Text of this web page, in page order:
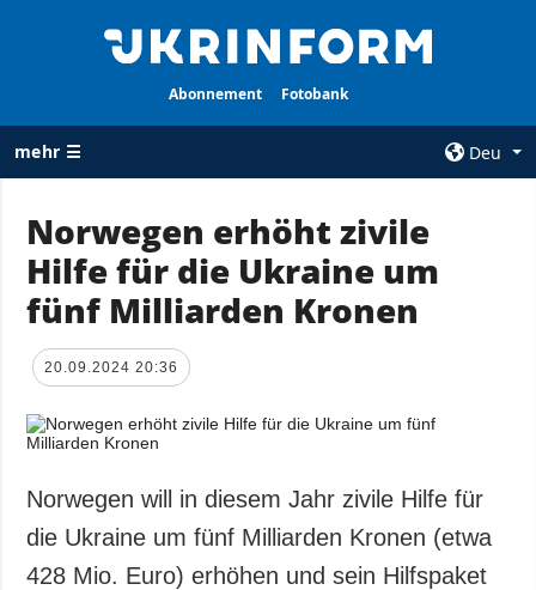
Abonnement Fotobank
mehr ☰
Deu
ALLE
RUBRIKEN
Krieg
Wiederaufbau
Politik
Militär
Gesellschaft und
Kultur
AGENTUR
Über uns
Politik zur
personenbezogener
Norwegen erhöht zivile
Hilfe für die Ukraine um
fünf Milliarden Kronen
20.09.2024 20:36
Norwegen will in diesem Jahr zivile Hilfe für
die Ukraine um fünf Milliarden Kronen (etwa
428 Mio. Euro) erhöhen und sein Hilfspaket